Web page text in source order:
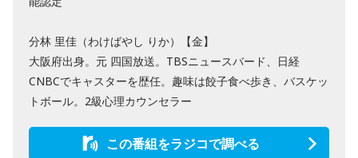
分林 里佳（わけばやし りか）【金】
大阪府出身。元 四国放送。TBSニュースバード、日経
CNBCでキャスターを歴任。趣味は餃⼦⾷べ歩き、バスケッ
トボール。2級⼼理カウンセラー
この番組をラジコで調べる